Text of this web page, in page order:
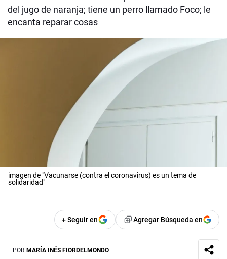
del jugo de naranja; tiene un perro llamado Foco; le
encanta reparar cosas
imagen de "Vacunarse (contra el coronavirus) es un tema de
solidaridad"
+ Seguir en Agregar Búsqueda en
POR MARÍA INÉS FIORDELMONDO